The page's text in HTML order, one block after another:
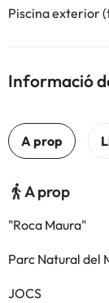
Piscina exterior
Informació
A prop
"Roca Maura"
Parc Natural del
JOCS